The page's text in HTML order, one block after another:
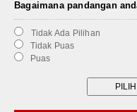
Bagaimana pandangan
Tidak Ada Pilihan
Tidak Puas
Puas